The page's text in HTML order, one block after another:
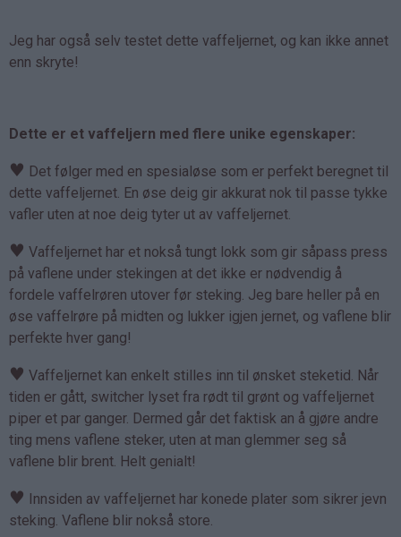
Jeg har også selv testet dette vaffeljernet, og kan ikke annet
enn skryte!
Dette er et vaffeljern med flere unike egenskaper:
♥ Det følger med en spesialøse som er perfekt beregnet til
dette vaffeljernet. En øse deig gir akkurat nok til passe tykke
vafler uten at noe deig tyter ut av vaffeljernet.
♥ Vaffeljernet har et nokså tungt lokk som gir såpass press
på vaflene under stekingen at det ikke er nødvendig å
fordele vaffelrøren utover før steking. Jeg bare heller på en
øse vaffelrøre på midten og lukker igjen jernet, og vaflene blir
perfekte hver gang!
♥ Vaffeljernet kan enkelt stilles inn til ønsket steketid. Når
tiden er gått, switcher lyset fra rødt til grønt og vaffeljernet
piper et par ganger. Dermed går det faktisk an å gjøre andre
ting mens vaflene steker, uten at man glemmer seg så
vaflene blir brent. Helt genialt!
♥ Innsiden av vaffeljernet har konede plater som sikrer jevn
steking. Vaflene blir nokså store.